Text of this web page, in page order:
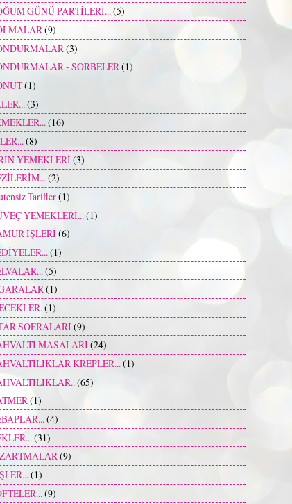
GÜNÜ PARTİLERİ...(5)
(9)
(3)
- SORBELER(1)
(1)
(3)
(16)
(8)
YEMEKLERİ (3)
(2)
Tarifler(1)
YEMEKLERİ...(1)
İŞLERİ (6)
(1)
(5)
(1)
(1)
SOFRALARI (9)
MASALARI(24)
KREPLER...(1)
(65)
(1)
(4)
(31)
(9)
(1)
(9)